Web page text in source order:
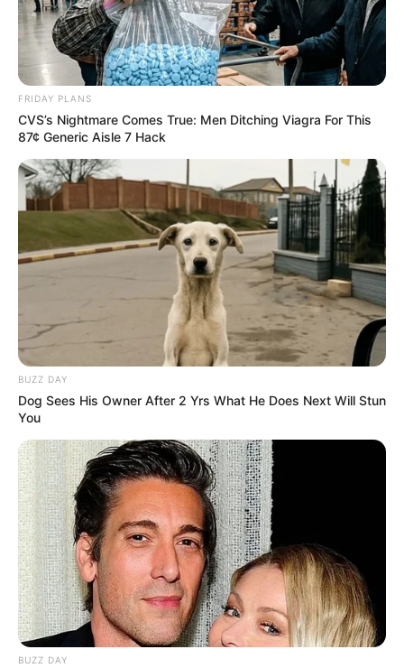
FRIDAY PLANS
CVS’s Nightmare Comes True: Men Ditching Viagra For This
87¢ Generic Aisle 7 Hack
BUZZ DAY
Dog Sees His Owner After 2 Yrs What He Does Next Will Stun
You
BUZZ DAY